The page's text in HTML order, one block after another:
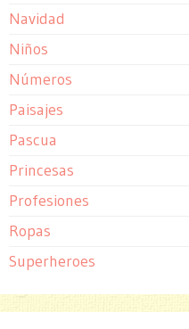
Navidad
Niños
Números
Paisajes
Pascua
Princesas
Profesiones
Ropas
Superheroes